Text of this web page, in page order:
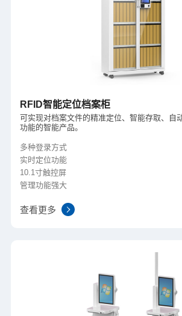
RFID智能定位档案柜
可实现对档案文件的精准定位、智能存取、自
功能的智能产品。
多种登录方式
实时定位功能
10.1寸触控屏
管理功能强大
查看更多